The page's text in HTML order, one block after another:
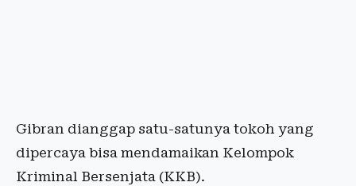
Gibran dianggap satu-satunya tokoh yang
dipercaya bisa mendamaikan Kelompok
Kriminal Bersenjata (KKB).